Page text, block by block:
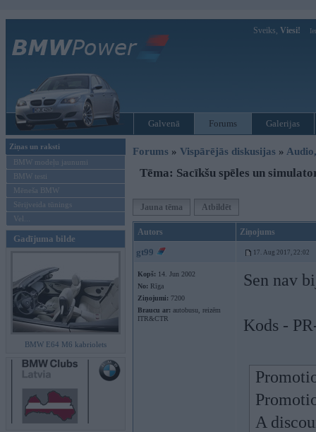
Sveiks, Viesi!
Galvenā Forums Galerijas
Ziņas un raksti
BMW modeļu jaunumi
BMW testi
Mēneša BMW
Sērijveida tūnings
Vel...
Gadījuma bilde
BMW E64 M6 kabriolets
Forums » Vispārējās diskusijas »
Tēma: Sacīkšu spēles un
Jauna tēma Atbildēt
Autors Ziņojums
gt99 17. Aug 2017, 22:02
Kopš: 14. Jun 2002
No: Rīga
Ziņojumi: 7200
Braucu ar: autobusu, reizēm
ITR&CTR
Sen nav
Kods -
A